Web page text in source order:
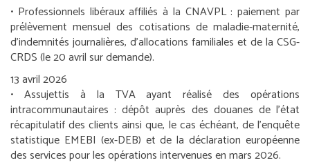
• Professionnels libéraux affiliés à la CNAVPL : paiement par
prélèvement mensuel des cotisations de maladie-maternité,
d’indemnités journalières, d’allocations familiales et de la CSG-
CRDS (le 20 avril sur demande).
13 avril 2026
• Assujettis à la TVA ayant réalisé des opérations
intracommunautaires : dépôt auprès des douanes de l’état
récapitulatif des clients ainsi que, le cas échéant, de l’enquête
statistique EMEBI (ex-DEB) et de la déclaration européenne
des services pour les opérations intervenues en mars 2026.